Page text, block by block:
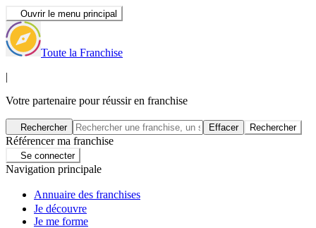
Ouvrir le menu principal
Toute la Franchise
|
Votre partenaire pour réussir en franchise
Rechercher Effacer Rechercher
Référencer ma franchise
Se connecter
Navigation principale
Annuaire des franchises
Je découvre
Je me forme